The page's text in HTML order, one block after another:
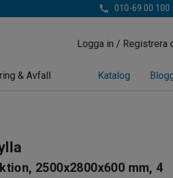
010-69 00 100
Logga in / Registrera
& Avfall Katalog
2500x2800x600 mm, 4